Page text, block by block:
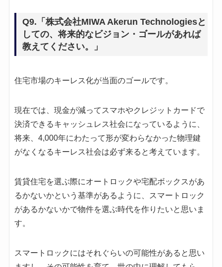
Q9.「株式会社MIWA Akerun Technologiesと
しての、将来的なビジョン・ゴールがあれば
教えてください。」
住宅市場のキーレス化が当面のゴールです。
現在では、現金が減ってスマホやクレジットカードで
決済できるキャッシュレス社会になっているように、
将来、4,000年にわたって形が変わらなかった物理鍵
がなくなるキーレス社会は必ず来ると考えています。
賃貸住宅を選ぶ際にオートロックや宅配ボックスがあ
るかないかという基準があるように、スマートロック
があるかないかで物件を選ぶ時代を作りたいと思いま
す。
スマートロックにはそれぐらいの可能性があると思い